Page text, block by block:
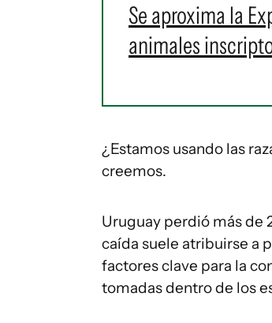
Se aproxima la
animales
¿Estamos usando las
creemos.
Uruguay perdió más de
caída suele atribuirse a
factores clave para la
tomadas dentro de los